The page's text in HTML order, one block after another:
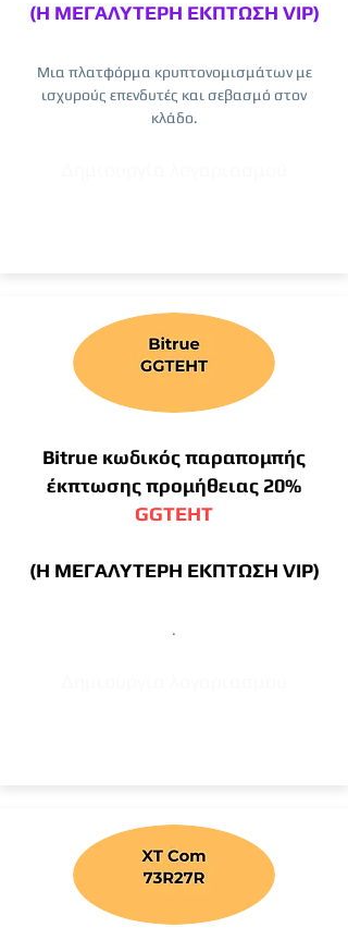
(Η ΜΕΓΑΛΥΤΕΡΗ ΕΚΠΤΩΣΗ VIP)
Μια πλατφόρμα κρυπτονομισμάτων με
ισχυρούς επενδυτές και σεβασμό στον
κλάδο.
Bitrue κωδικός παραπομπής
έκπτωσης προμήθειας 20%
GGTEHT
(Η ΜΕΓΑΛΥΤΕΡΗ ΕΚΠΤΩΣΗ VIP)
.